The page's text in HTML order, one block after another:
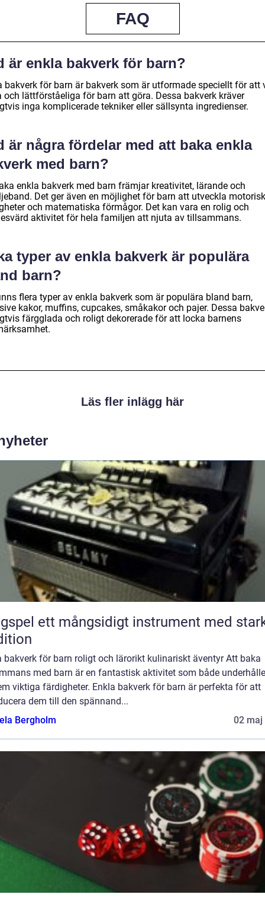
FAQ
är enkla bakverk för barn?
bakverk för barn är bakverk som är utformade speciellt för att
och lättförståeliga för barn att göra. Dessa bakverk kräver
inga komplicerade tekniker eller sällsynta ingredienser.
är några fördelar med att baka enkla
med barn?
enkla bakverk med barn främjar kreativitet, lärande och
Det ger även en möjlighet för barn att utveckla
och matematiska förmågor. Det kan vara en rolig och
aktivitet för hela familjen att njuta av tillsammans.
typer av enkla bakverk är populära
barn?
flera typer av enkla bakverk som är populära bland barn,
kakor, muffins, cupcakes, småkakor och pajer. Dessa
färgglada och roligt dekorerade för att locka barnens
Läs fler inlägg här
instrument med stark
bakverk för barn roligt och lärorikt kulinariskt äventyr Att baka
med barn är en fantastisk aktivitet som både
viktiga färdigheter. Enkla bakverk för barn är perfekta för att
dem till den spännand...
Bergholm
02 maj